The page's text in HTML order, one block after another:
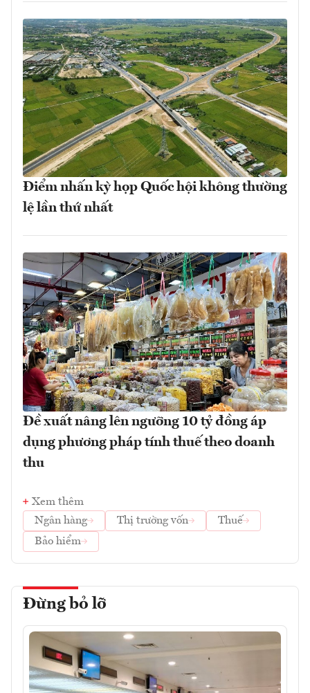
Điểm nhấn kỳ họp Quốc hội không thường
lệ lần thứ nhất
Đề xuất nâng lên ngưỡng 10 tỷ đồng áp
dụng phương pháp tính thuế theo doanh
thu
Xem thêm
Ngân hàng
Thị trường vốn
Thuế
Bảo hiểm
Đừng bỏ lỡ